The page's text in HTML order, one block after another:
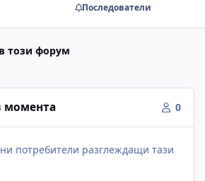
Последователи
този форум
момента 0
потребители разглеждащи тази